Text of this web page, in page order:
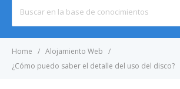
For
Home
Alojamiento Web
¿Cómo puedo saber el detalle del uso del disco?